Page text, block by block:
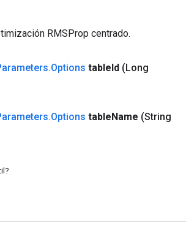
RMSProp centrado.
.Options tableId (Long
.Options tableName (String